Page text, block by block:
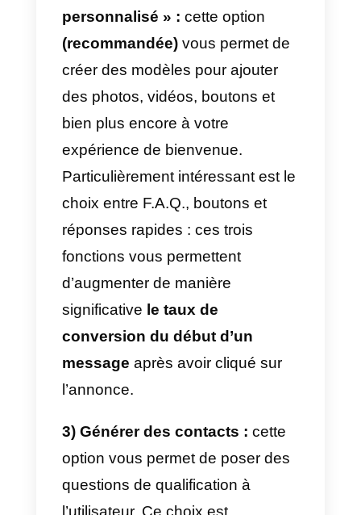
également, les étapes sont
identiques à celles de la création
d’une annonce Facebook
normale), passons à la dernière
section intitulée « Configuration
de Messenger ».
Pourquoi cette section est-elle
essentielle pour créer une
annonce Facebook réussie?
Facile : Facebook nécessite un
double opt-in de l’utilisateur, ce
qui signifie qu’il ne suffit pas que
le contact clique sur votre
annonce pour commencer à